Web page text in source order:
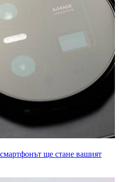
ще стане вашият